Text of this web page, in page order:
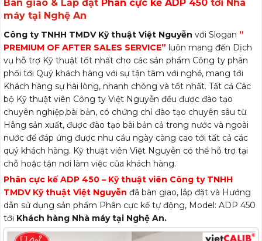
Bàn giao & Lắp đặt Phân cực kế ADP 450 tới Nhà
máy tại Nghệ An
Công ty TNHH TMDV Kỹ thuật Việt Nguyễn với Slogan ”
PREMIUM OF AFTER SALES SERVICE” luôn mang đến Dịch
vụ hỗ trợ Kỹ thuật tốt nhất cho các sản phẩm Công ty phân
phối tới Quý khách hàng với sự tận tâm với nghề, mang tới
Khách hàng sự hài lòng, nhanh chóng và tốt nhất. Tất cả Các
bộ Kỹ thuật viên Công ty Việt Nguyễn đều được đào tạo
chuyên nghiệp,bài bản, có chứng chỉ đào tạo chuyên sâu từ
Hãng sản xuất, được đào tạo bài bản cả trong nước và ngoài
nước để đáp ứng được nhu cầu ngày càng cao tới tất cả các
quý khách hàng. Kỹ thuật viên Việt Nguyễn có thể hỗ trợ tại
chỗ hoặc tận nơi làm việc của khách hàng.
Phân cực kế ADP 450 – Kỹ thuật viên Công ty TNHH
TMDV Kỹ thuật Việt Nguyễn đã bàn giao, lắp đặt và Hướng
dẫn sử dụng sản phẩm Phân cực kế tự động, Model: ADP 450
tới Khách hàng Nhà máy tại Nghệ An.